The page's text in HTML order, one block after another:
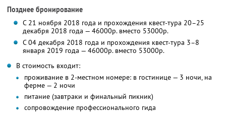
Позднее бронирование
С 21 ноября 2018 года и прохождения квест-тура 20–25
декабря 2018 года — 46000р. вместо 53000р.
С 04 декабря 2018 года и прохождения квест-тура 3–8
января 2019 года — 46000р. вместо 53000р.
В стоимость входит:
проживание в 2-местном номере: в гостинице — 3 ночи, на
ферме — 2 ночи
питание (завтраки и финальный пикник)
сопровождение профессионального гида